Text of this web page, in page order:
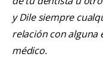
y Dile siempre
relación con
médico.